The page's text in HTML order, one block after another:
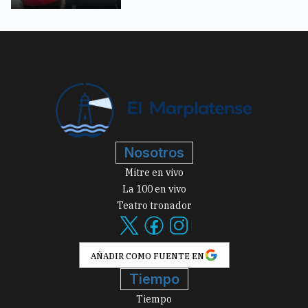
Nosotros
Mitre en vivo
La 100 en vivo
Teatro tronador
AÑADIR COMO FUENTE EN
Tiempo
Tiempo